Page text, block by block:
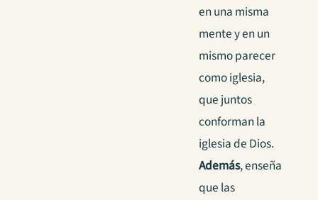
en una misma
mente y en un
mismo parecer
como iglesia,
que juntos
conforman la
iglesia de Dios.
Además, enseña
que las